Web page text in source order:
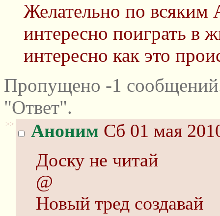
Желательно по
интересно поиграть в
интересно как это
Пропущено -1
"Ответ".
>> Аноним Сб 01 мая
Доску не читай
@
Новый тред создавай